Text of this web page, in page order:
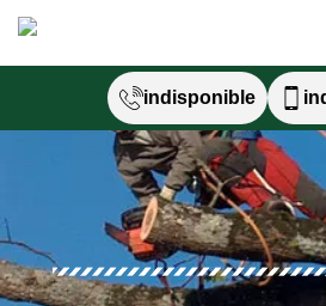
indisponible